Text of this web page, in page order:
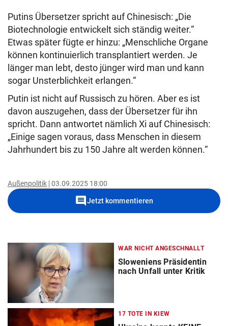
Putins Übersetzer spricht auf Chinesisch: „Die
Biotechnologie entwickelt sich ständig weiter.“
Etwas später fügte er hinzu: „Menschliche Organe
können kontinuierlich transplantiert werden. Je
länger man lebt, desto jünger wird man und kann
sogar Unsterblichkeit erlangen.“
Putin ist nicht auf Russisch zu hören. Aber es ist
davon auszugehen, dass der Übersetzer für ihn
spricht. Dann antwortet nämlich Xi auf Chinesisch:
„Einige sagen voraus, dass Menschen in diesem
Jahrhundert bis zu 150 Jahre alt werden können.“
Außenpolitik 03.09.2025 18:00
commentJetzt kommentieren
WAR NICHT ANGESCHNALLT
Sloweniens Präsidentin
nach Unfall unter Kritik
17 TOTE IN KIEW